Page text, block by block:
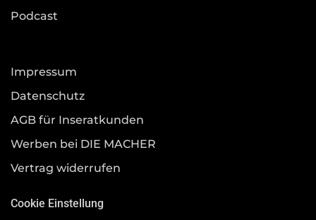
Podcast
Impressum
Datenschutz
AGB für Inseratkunden
Werben bei DIE MACHER
Vertrag widerrufen
Cookie Einstellung